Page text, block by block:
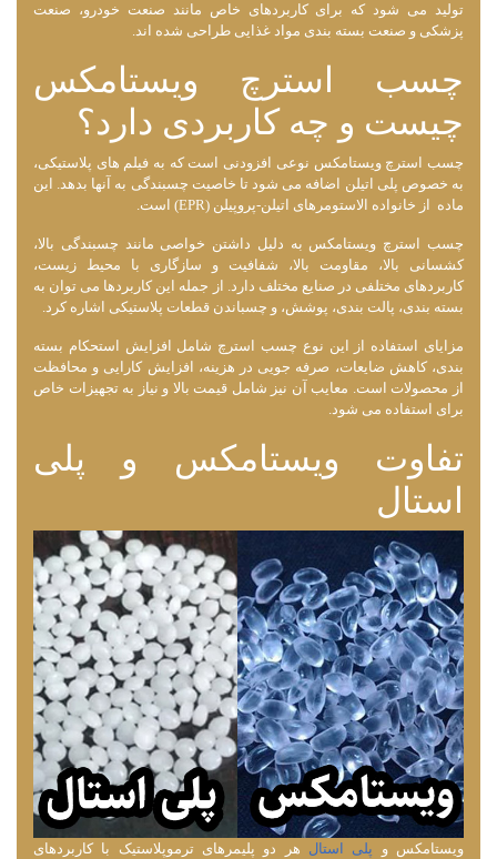
تولید می‌ شود که برای کاربردهای خاص مانند صنعت خودرو، صنعت
پزشکی و صنعت بسته ‌بندی مواد غذایی طراحی شده ‌اند.
چسب استرچ ویستامکس
چیست و چه کاربردی دارد؟
چسب استرچ ویستامکس نوعی افزودنی است که به فیلم‌ های پلاستیکی،
به خصوص پلی‌ اتیلن اضافه می‌ شود تا خاصیت چسبندگی به آنها بدهد. این
ماده از خانواده الاستومرهای اتیلن-پروپیلن (EPR) است.
چسب استرچ ویستامکس به دلیل داشتن خواصی مانند چسبندگی بالا،
کشسانی بالا، مقاومت بالا، شفافیت و سازگاری با محیط زیست،
کاربردهای مختلفی در صنایع مختلف دارد. از جمله این کاربردها می‌ توان به
بسته‌ بندی، پالت‌ بندی، پوشش، و چسباندن قطعات پلاستیکی اشاره کرد.
مزایای استفاده از این نوع چسب استرچ شامل افزایش استحکام بسته‌
بندی، کاهش ضایعات، صرفه‌ جویی در هزینه، افزایش کارایی و محافظت
از محصولات است. معایب آن نیز شامل قیمت بالا و نیاز به تجهیزات خاص
برای استفاده می‌ شود.
تفاوت ویستامکس و پلی
استال
ویستامکس و پلی استال هر دو پلیمرهای ترموپلاستیک با کاربردهای